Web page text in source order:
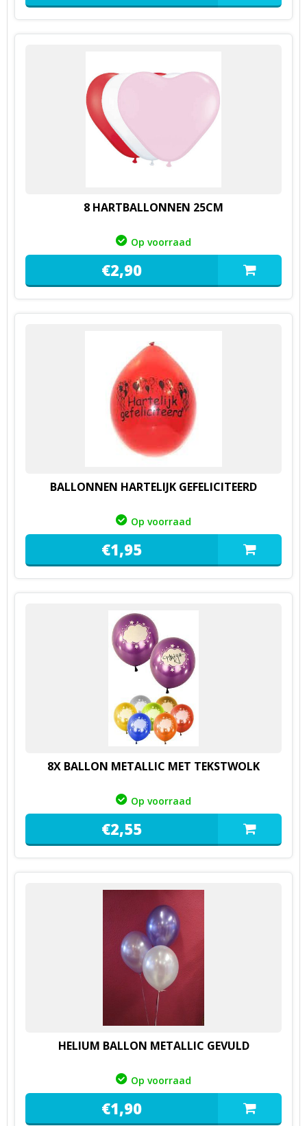
8 HARTBALLONNEN 25CM
Op voorraad
€2,90
BALLONNEN HARTELIJK GEFELICITEERD
Op voorraad
€1,95
8X BALLON METALLIC MET TEKSTWOLK
Op voorraad
€2,55
HELIUM BALLON METALLIC GEVULD
Op voorraad
€1,90